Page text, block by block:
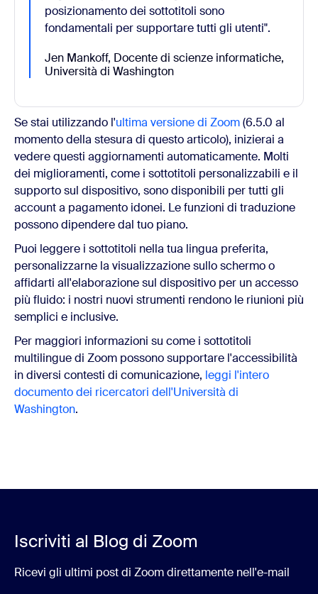
posizionamento dei sottotitoli sono
fondamentali per supportare tutti gli utenti".
Jen Mankoff, Docente di scienze informatiche,
Università di Washington
Se stai utilizzando l'ultima versione di Zoom(6.5.0 al
momento della stesura di questo articolo), inizierai a
vedere questi aggiornamenti automaticamente. Molti
dei miglioramenti, come i sottotitoli personalizzabili e il
supporto sul dispositivo, sono disponibili per tutti gli
account a pagamento idonei. Le funzioni di traduzione
possono dipendere dal tuo piano.
Puoi leggere i sottotitoli nella tua lingua preferita,
personalizzarne la visualizzazione sullo schermo o
affidarti all'elaborazione sul dispositivo per un accesso
più fluido: i nostri nuovi strumenti rendono le riunioni più
semplici e inclusive.
Per maggiori informazioni su come i sottotitoli
multilingue di Zoom possono supportare l'accessibilità
in diversi contesti di comunicazione, leggi l'intero
documento dei ricercatori dell'Università di
Washington.
Iscriviti al Blog di Zoom
Ricevi gli ultimi post di Zoom direttamente nell'e-mail